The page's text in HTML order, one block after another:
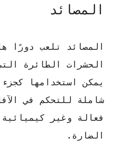
المصائد
المصائد تلعب دورًا
الحشرات الطائرة
يمكن استخدامها
شاملة للتحكم في
فعالة وغير كيميائية
الضارة.